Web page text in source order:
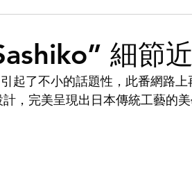
細節
起了不小的話題性，此番網路
，完美呈現出日本傳統工藝的